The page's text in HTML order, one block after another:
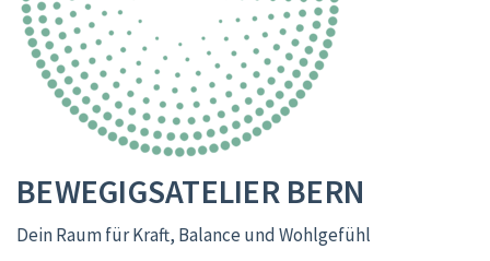
BEWEGIGSATELIER BERN
Dein Raum für Kraft, Balance und Wohlgefühl